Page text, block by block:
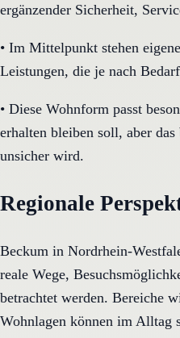
ergänzender Sicherheit,
• Im Mittelpunkt stehen
Leistungen, die je nach
• Diese Wohnform passt
erhalten bleiben soll, aber
unsicher wird.
Regionale
Beckum in Nordrhein-
reale Wege,
betrachtet werden. Bereiche
Wohnlagen können im Alltag